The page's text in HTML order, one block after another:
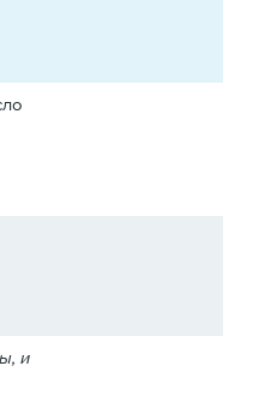
и